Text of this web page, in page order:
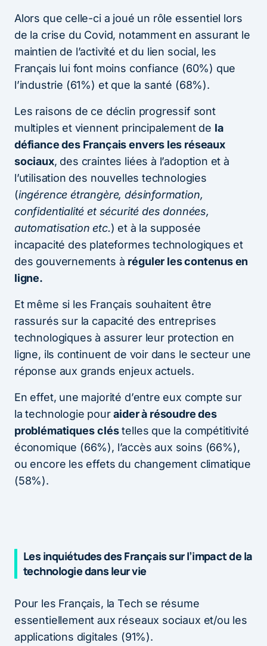
Alors que celle-ci a joué un rôle essentiel lors
de la crise du Covid, notamment en assurant le
maintien de l’activité et du lien social, les
Français lui font moins confiance (60%) que
l’industrie (61%) et que la santé (68%).
Les raisons de ce déclin progressif sont
multiples et viennent principalement de la
défiance des Français envers les réseaux
sociaux, des craintes liées à l’adoption et à
l’utilisation des nouvelles technologies
(ingérence étrangère, désinformation,
confidentialité et sécurité des données,
automatisation etc.) et à la supposée
incapacité des plateformes technologiques et
des gouvernements à réguler les contenus en
ligne.
Et même si les Français souhaitent être
rassurés sur la capacité des entreprises
technologiques à assurer leur protection en
ligne, ils continuent de voir dans le secteur une
réponse aux grands enjeux actuels.
En effet, une majorité d’entre eux compte sur
la technologie pouraider à résoudre des
problématiques cléstelles que la compétitivité
économique (66%), l’accès aux soins (66%),
ou encore les effets du changement climatique
(58%).
Les inquiétudes des Français sur l’impact de la
technologie dans leur vie
Pour les Français, la Tech se résume
essentiellement aux réseaux sociaux et/ou les
applications digitales (91%).